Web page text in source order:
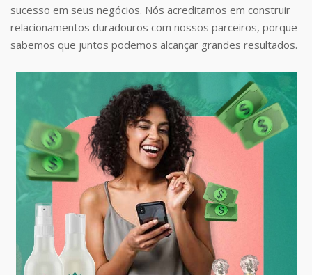
sucesso em seus negócios. Nós acreditamos em construir
relacionamentos duradouros com nossos parceiros, porque
sabemos que juntos podemos alcançar grandes resultados.